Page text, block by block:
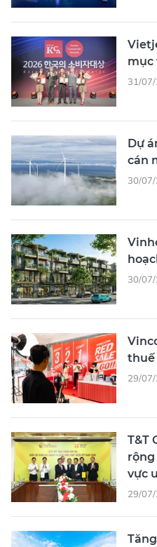
mục
31/
Dự
cán
30/
30/
thuế
29/
T&T
rộng
vực
29/